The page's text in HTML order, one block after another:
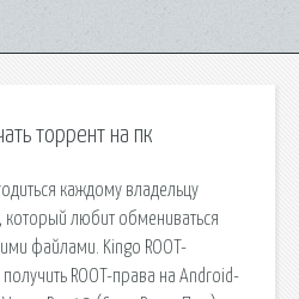
торрент на пк
каждому владельцу
любит обмениваться
файлами. Kingo ROOT-
ROOT-права на Android-